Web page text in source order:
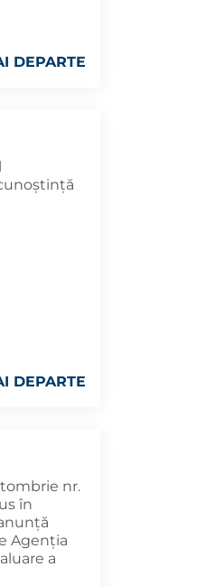
DEPARTE
DEPARTE
nr.
în
Agenția
a